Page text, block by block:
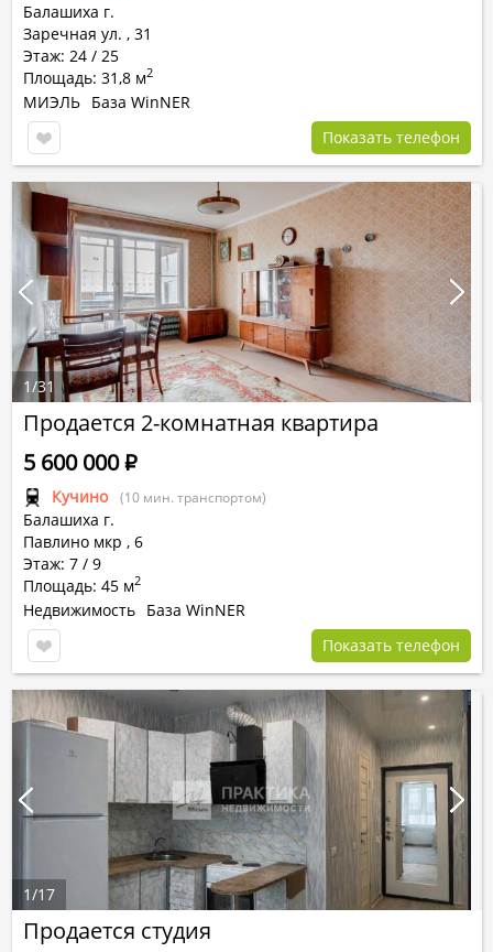
Балашиха г.
Заречная ул. , 31
Этаж: 24 / 25
Площадь: 31,8 м2
МИЭЛЬ База WinNER
Показать телефон
Продается 2-комнатная квартира
Кучино (10 мин. транспортом)
Балашиха г.
Павлино мкр , 6
Этаж: 7 / 9
Площадь: 45 м2
5 600 000Р
Недвижимость База WinNER
Показать телефон
1/31
Продается студия
1/17